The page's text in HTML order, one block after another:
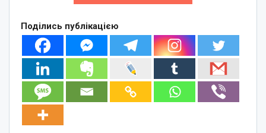
Поділись публікацією